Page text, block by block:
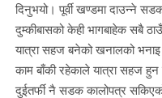
दिनुभयो। पूर्वी खण्डमा दाउन्ने
दुम्कीबासको केही भागबाहेक सबै
यात्रा सहज बनेको खनालको
काम बाँकी रहेकाले यात्रा सहज
दुईतर्फी नै सडक कालोपत्र